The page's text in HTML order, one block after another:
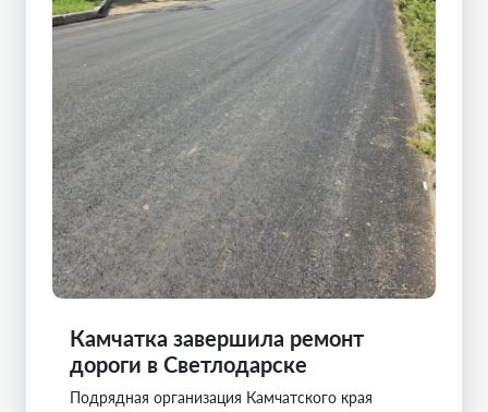
Камчатка завершила ремонт
дороги в Светлодарске
Подрядная организация Камчатского края